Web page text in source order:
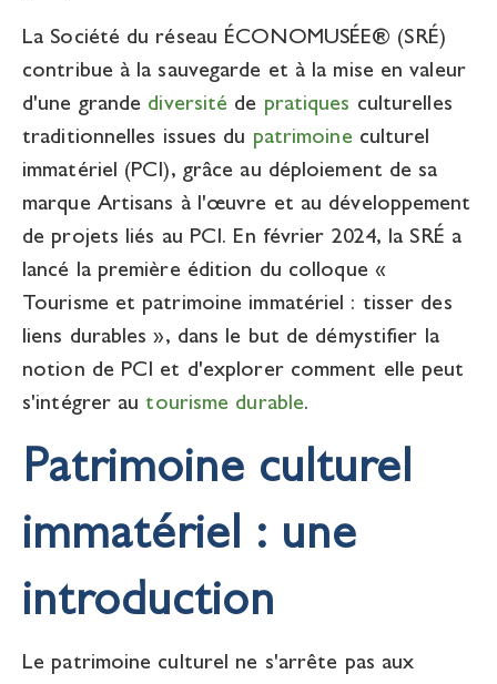
La Société du réseau ÉCONOMUSÉE® (SRÉ)
contribue à la sauvegarde et à la mise en valeur
d'une grande diversité de pratiques culturelles
traditionnelles issues du patrimoine culturel
immatériel (PCI), grâce au déploiement de sa
marque Artisans à l'œuvre et au développement
de projets liés au PCI. En février 2024, la SRÉ a
lancé la première édition du colloque «
Tourisme et patrimoine immatériel : tisser des
liens durables », dans le but de démystifier la
notion de PCI et d'explorer comment elle peut
s'intégrer autourisme durable.
Patrimoine culturel
immatériel : une
introduction
Le patrimoine culturel ne s'arrête pas aux